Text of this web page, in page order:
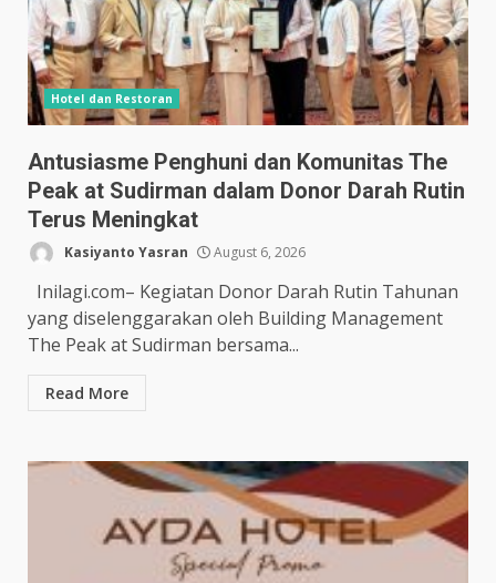
Hotel dan Restoran
Antusiasme Penghuni dan Komunitas The
Peak at Sudirman dalam Donor Darah Rutin
Terus Meningkat
Kasiyanto Yasran August 6, 2026
Inilagi.com– Kegiatan Donor Darah Rutin Tahunan
yang diselenggarakan oleh Building Management
The Peak at Sudirman bersama...
Read More